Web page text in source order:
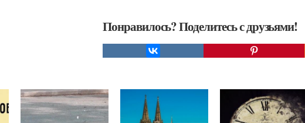
Понравилось? Поделитесь с друзьями!